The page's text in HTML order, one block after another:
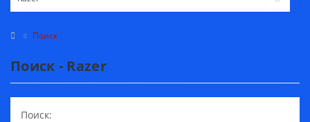
Поиск
Поиск - Razer
Поиск: